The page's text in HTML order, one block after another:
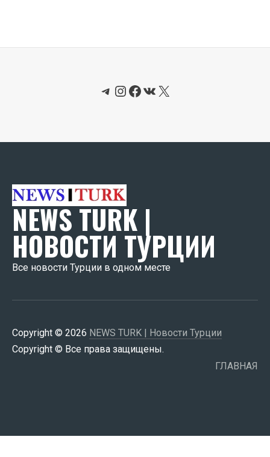
Telegram
Instagram
Facebook
ВКонтакте
X
NEWS TURK |
НОВОСТИ ТУРЦИИ
Все новости Турции в одном месте
Copyright © 2026 NEWS TURK | Новости Турции
Copyright © Все права защищены.
ГЛАВНАЯ